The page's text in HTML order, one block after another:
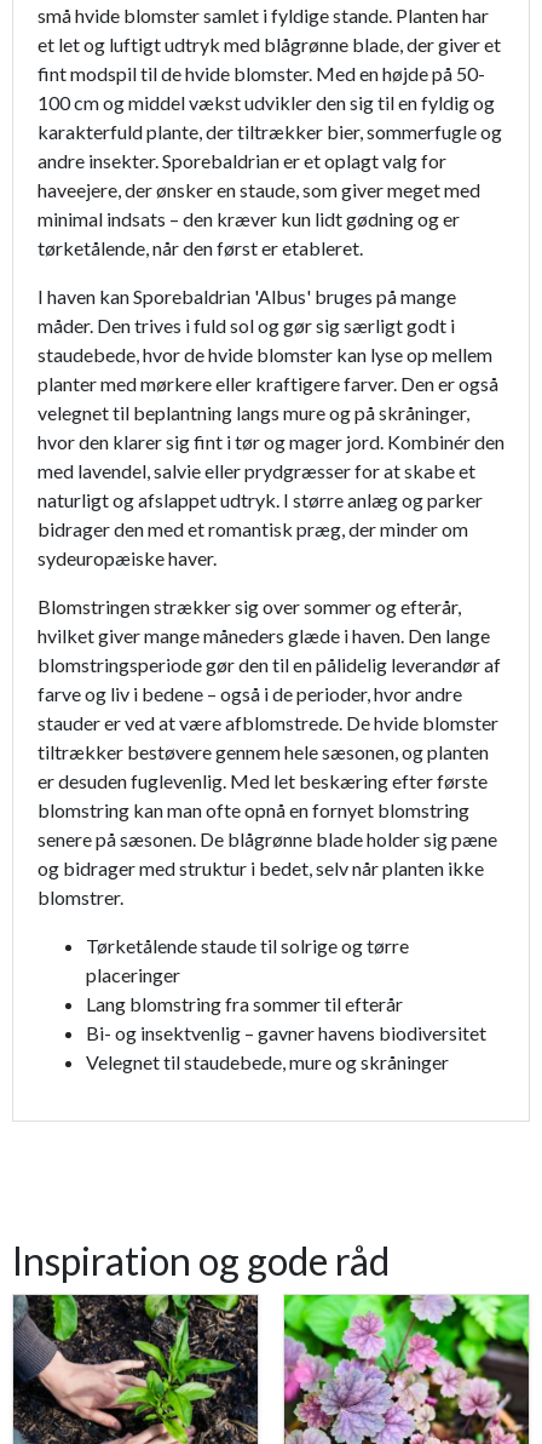
små hvide blomster samlet i fyldige stande. Planten har
et let og luftigt udtryk med blågrønne blade, der giver et
fint modspil til de hvide blomster. Med en højde på 50-
100 cm og middel vækst udvikler den sig til en fyldig og
karakterfuld plante, der tiltrækker bier, sommerfugle og
andre insekter. Sporebaldrian er et oplagt valg for
haveejere, der ønsker en staude, som giver meget med
minimal indsats – den kræver kun lidt gødning og er
tørketålende, når den først er etableret.
I haven kan Sporebaldrian 'Albus' bruges på mange
måder. Den trives i fuld sol og gør sig særligt godt i
staudebede, hvor de hvide blomster kan lyse op mellem
planter med mørkere eller kraftigere farver. Den er også
velegnet til beplantning langs mure og på skråninger,
hvor den klarer sig fint i tør og mager jord. Kombinér den
med lavendel, salvie eller prydgræsser for at skabe et
naturligt og afslappet udtryk. I større anlæg og parker
bidrager den med et romantisk præg, der minder om
sydeuropæiske haver.
Blomstringen strækker sig over sommer og efterår,
hvilket giver mange måneders glæde i haven. Den lange
blomstringsperiode gør den til en pålidelig leverandør af
farve og liv i bedene – også i de perioder, hvor andre
stauder er ved at være afblomstrede. De hvide blomster
tiltrækker bestøvere gennem hele sæsonen, og planten
er desuden fuglevenlig. Med let beskæring efter første
blomstring kan man ofte opnå en fornyet blomstring
senere på sæsonen. De blågrønne blade holder sig pæne
og bidrager med struktur i bedet, selv når planten ikke
blomstrer.
Tørketålende staude til solrige og tørre
placeringer
Lang blomstring fra sommer til efterår
Bi- og insektvenlig – gavner havens biodiversitet
Velegnet til staudebede, mure og skråninger
Inspiration og gode råd